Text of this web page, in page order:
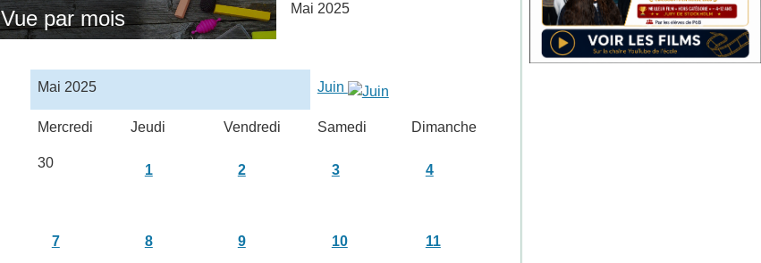
Vue par mois Mai 2025
Mai 2025 Juin
Mercredi Jeudi Vendredi Samedi Dimanche
30 1 2 3 4
7 8 9 10 11